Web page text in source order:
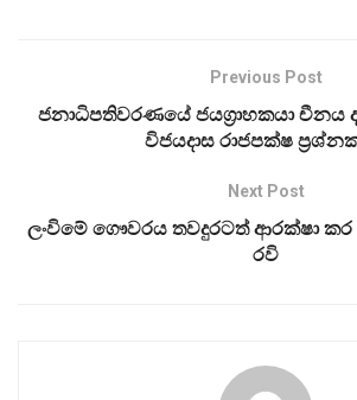
Previous Post
ජනාධිපතිවරණයේ ජයග්‍රාහකයා චීනය
විජයදාස රාජපක්ෂ
Next Post
ලංවිමේ ගෞවරය තවදුරටත් ආරක්ෂා
රවි